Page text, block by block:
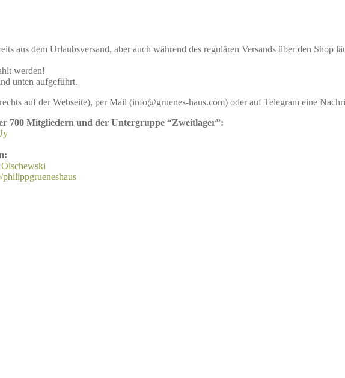
aus dem Urlaubsversand, aber auch während des regulären Versands über den Shop
werden!
unten aufgeführt.
auf der Webseite), per Mail (info@gruenes-haus.com) oder auf Telegram eine
700 Mitgliedern und der Untergruppe “Zweitlager”:
philippgrueneshaus